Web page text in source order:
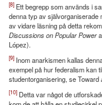
[8] Ett begrepp som används i
denna typ av självorganiserade
av vidare läsning på detta
Discussions on Popular Power
López).
[9] Inom anarkismen kallas
exempel på hur federalism kan
studentorganisering, se Toward
[10] Detta var något de